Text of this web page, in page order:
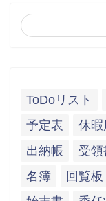
ToDoリスト
予定表
休暇
出納帳
受領
名簿
回覧板